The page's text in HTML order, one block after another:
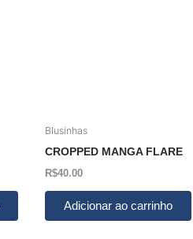
Blusinhas
CROPPED MANGA FLARE
R$40.00
Adicionar ao carrinho